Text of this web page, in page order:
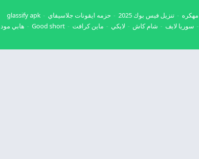
تنزيل فيس بوك 2025 حزمه ايقونات جلاسيفاي
glassify apk
سوريا لايف شام كاش لايكي ماين كرافت Good short
هابي